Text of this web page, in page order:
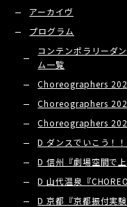
アーカイヴ
プログラム
コンテンポラリーダ
ム一覧
Choreographers
Choreographers
Choreographers
D ダンスでいこう！
D 信州『劇場空間で
D 山代温泉『
D 京都『京都振付実